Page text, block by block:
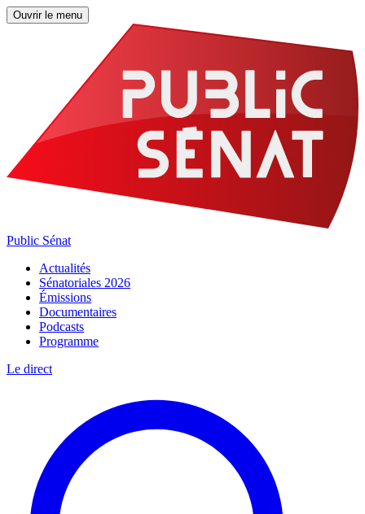
Ouvrir le menu
Public Sénat
Actualités
Sénatoriales 2026
Émissions
Documentaires
Podcasts
Programme
Le direct